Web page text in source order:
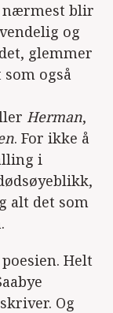
nærmest blir
og
glemmer
også
Herman,
. For ikke å
i
alt det som
Helt
Og